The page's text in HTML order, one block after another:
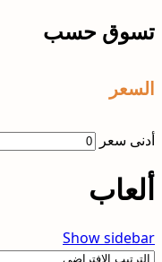
تسوق حسب
السعر
أدنى سعر
ألعاب
Show sidebar